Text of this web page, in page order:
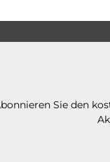
Sie den